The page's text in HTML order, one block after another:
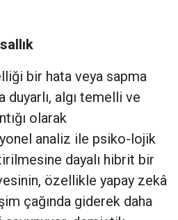
bir hata veya sapma
algı temelli ve
olarak
analiz ile psiko-lojik
dayalı hibrit bir
özellikle yapay zekâ
çağında giderek daha